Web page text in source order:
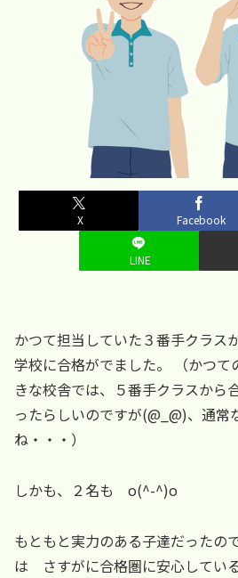
X Facebook
LINE
かつて担当していた３番手クラス
学校に合格がでました。 （かつて
きな校舎では、５番手クラスから
ったらしいのですが(@_@)、通常
ね・・・）
しかも、２名も o(^-^)o
もともと実力のある子達だったの
は さすがに合格圏に安心してい